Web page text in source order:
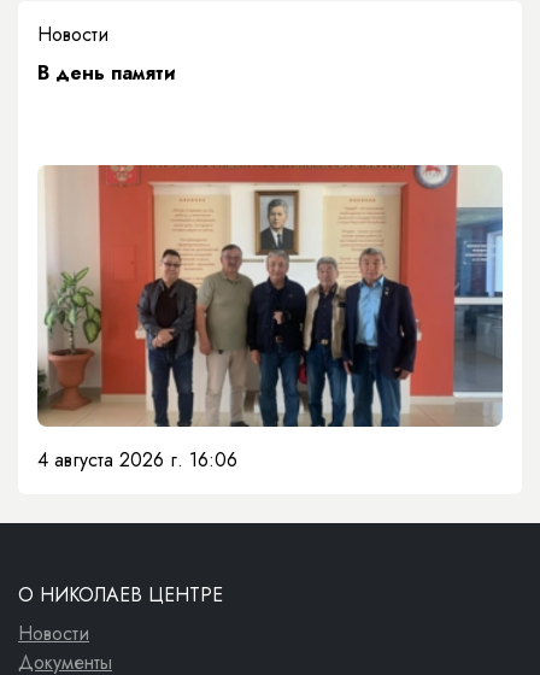
Новости
​В день памяти
4 августа 2026 г. 16:06
О НИКОЛАЕВ ЦЕНТРЕ
Новости
Документы